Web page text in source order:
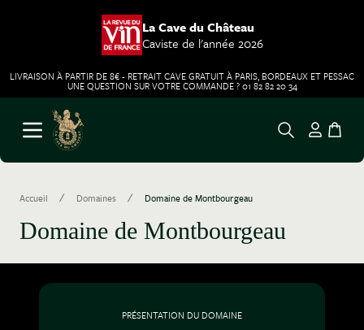
La Cave du Château
Caviste de l'année 2026
LIVRAISON À PARTIR DE 8€ - RETRAIT CAVE GRATUIT À PARIS, BORDEAUX ET PESSAC
UNE QUESTION SUR VOTRE COMMANDE ? 01 82 82 20 34
Aller au contenu
Ouvrir le menu
Accueil / Domaines / Domaine de Montbourgeau
Domaine de Montbourgeau
PRÉSENTATION DU DOMAINE